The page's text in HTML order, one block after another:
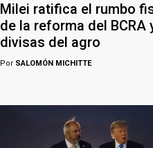
Milei ratifica el rumbo
de la reforma del BCRA
divisas del agro
Por SALOMÓN MICHITTE